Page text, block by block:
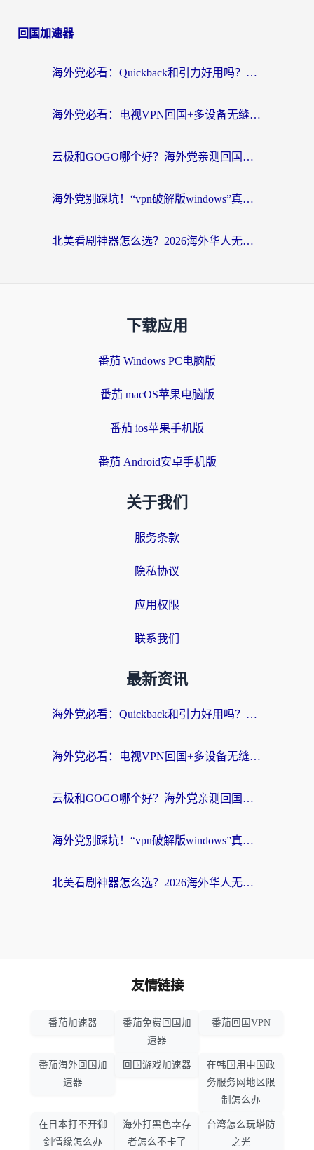
回国加速器
海外党必看：Quickback和引力好用吗？3分钟搞懂回国加速器怎么选
海外党必看：电视VPN回国+多设备无缝访问国内资源的实用指南
云极和GOGO哪个好？海外党亲测回国加速器选择指南（附iOS免费&Windows VPN实用技巧）
海外党别踩坑！“vpn破解版windows”真的能用？教你选对回国加速器无缝刷国内资源
北美看剧神器怎么选？2026海外华人无缝访问国内资源全攻略
下载应用
番茄 Windows PC电脑版
番茄 macOS苹果电脑版
番茄 ios苹果手机版
番茄 Android安卓手机版
关于我们
服务条款
隐私协议
应用权限
联系我们
最新资讯
海外党必看：Quickback和引力好用吗？3分钟搞懂回国加速器怎么选
海外党必看：电视VPN回国+多设备无缝访问国内资源的实用指南
云极和GOGO哪个好？海外党亲测回国加速器选择指南（附iOS免费&Windows VPN实用技巧）
海外党别踩坑！“vpn破解版windows”真的能用？教你选对回国加速器无缝刷国内资源
北美看剧神器怎么选？2026海外华人无缝访问国内资源全攻略
友情链接
番茄加速器
番茄免费回国加
速器
番茄回国VPN
番茄海外回国加
速器
回国游戏加速器
在韩国用中国政
务服务网地区限
制怎么办
在日本打不开御
剑情缘怎么办
海外打黑色幸存
者怎么不卡了
台湾怎么玩塔防
之光